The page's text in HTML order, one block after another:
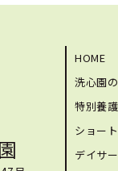
HOME
洗心園
特別養
ショー
デイサ